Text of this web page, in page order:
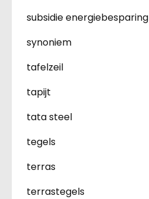
subsidie energiebesparing
synoniem
tafelzeil
tapijt
tata steel
tegels
terras
terrastegels